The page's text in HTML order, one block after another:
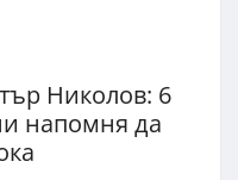
Николов: 6
напомня да